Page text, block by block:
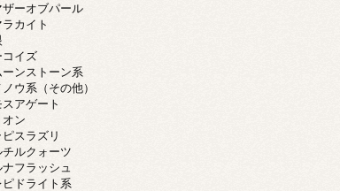
ザーオブパール
ラカイト
コイズ
ーンストーン系
ノウ系（その他）
スアゲート
ン
ピスラズリ
チルクォーツ
ナフラッシュ
ピドライト系